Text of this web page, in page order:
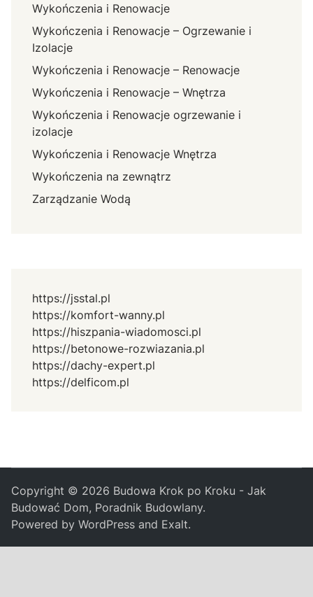
Wykończenia i Renowacje
Wykończenia i Renowacje – Ogrzewanie i
Izolacje
Wykończenia i Renowacje – Renowacje
Wykończenia i Renowacje – Wnętrza
Wykończenia i Renowacje ogrzewanie i
izolacje
Wykończenia i Renowacje Wnętrza
Wykończenia na zewnątrz
Zarządzanie Wodą
https://jsstal.pl
https://komfort-wanny.pl
https://hiszpania-wiadomosci.pl
https://betonowe-rozwiazania.pl
https://dachy-expert.pl
https://delficom.pl
Copyright © 2026 Budowa Krok po Kroku - Jak
Budować Dom, Poradnik Budowlany.
Powered byWordPress and Exalt.